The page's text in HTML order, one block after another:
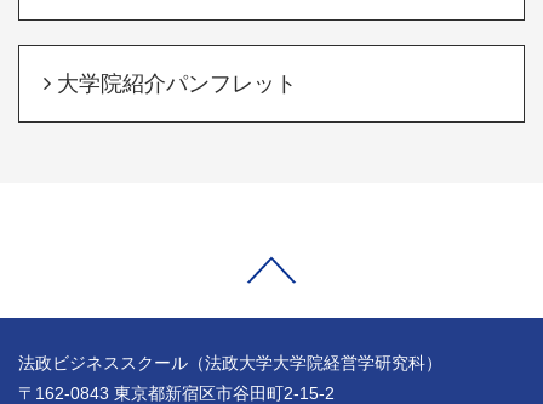
大学院紹介パンフレット
法政ビジネススクール（法政大学大学院経営学研究科）
〒162-0843 東京都新宿区市谷田町2-15-2